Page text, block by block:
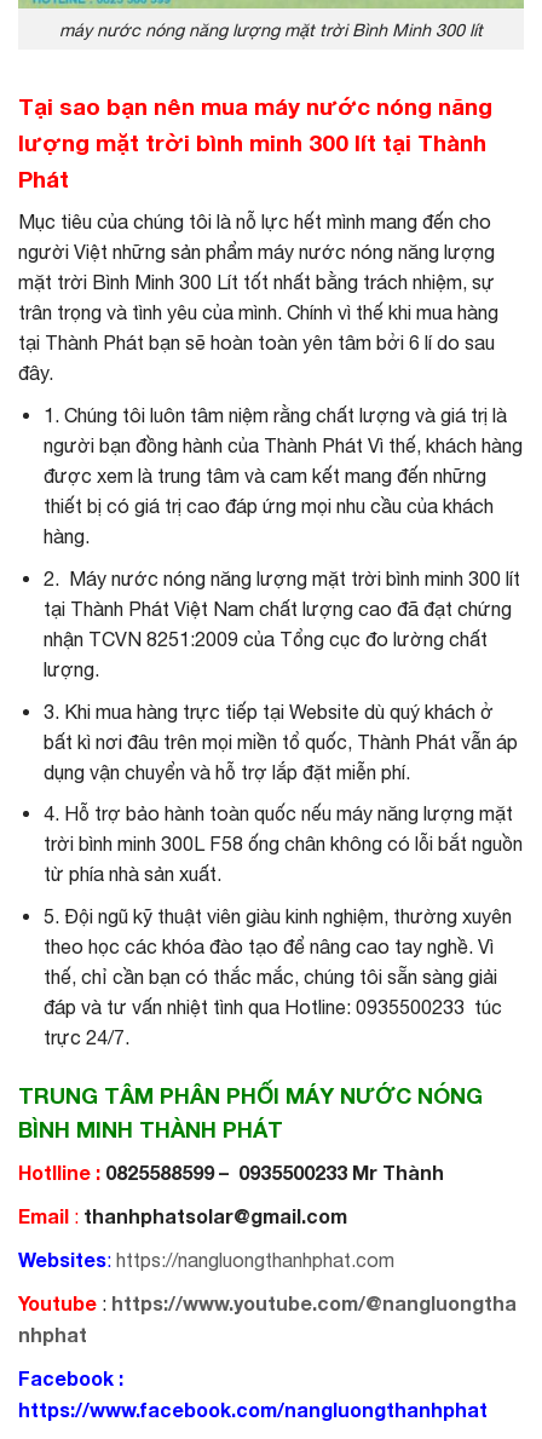
máy nước nóng năng lượng mặt trời Bình Minh 300 lít
Tại sao bạn nên mua máy nước nóng năng
lượng mặt trời bình minh 300 lít tại Thành
Phát
Mục tiêu của chúng tôi là nỗ lực hết mình mang đến cho
người Việt những sản phẩm máy nước nóng năng lượng
mặt trời Bình Minh 300 Lít tốt nhất bằng trách nhiệm, sự
trân trọng và tình yêu của mình. Chính vì thế khi mua hàng
tại Thành Phát bạn sẽ hoàn toàn yên tâm bởi 6 lí do sau
đây.
1. Chúng tôi luôn tâm niệm rằng chất lượng và giá trị là
người bạn đồng hành của Thành Phát Vì thế, khách hàng
được xem là trung tâm và cam kết mang đến những
thiết bị có giá trị cao đáp ứng mọi nhu cầu của khách
hàng.
2. Máy nước nóng năng lượng mặt trời bình minh 300 lít
tại Thành Phát Việt Nam chất lượng cao đã đạt chứng
nhận TCVN 8251:2009 của Tổng cục đo lường chất
lượng.
3. Khi mua hàng trực tiếp tại Website dù quý khách ở
bất kì nơi đâu trên mọi miền tổ quốc, Thành Phát vẫn áp
dụng vận chuyển và hỗ trợ lắp đặt miễn phí.
4. Hỗ trợ bảo hành toàn quốc nếu máy năng lượng mặt
trời bình minh 300L F58 ống chân không có lỗi bắt nguồn
từ phía nhà sản xuất.
5. Đội ngũ kỹ thuật viên giàu kinh nghiệm, thường xuyên
theo học các khóa đào tạo để nâng cao tay nghề. Vì
thế, chỉ cần bạn có thắc mắc, chúng tôi sẵn sàng giải
đáp và tư vấn nhiệt tình qua Hotline: 0935500233 túc
trực 24/7.
TRUNG TÂM PHÂN PHỐI MÁY NƯỚC NÓNG
BÌNH MINH THÀNH PHÁT
Hotlline : 0825588599 – 0935500233 Mr Thành
Email : thanhphatsolar@gmail.com
Websites: https://nangluongthanhphat.com
Youtube : https://www.youtube.com/@nangluongtha
nhphat
Facebook :
https://www.facebook.com/nangluongthanhphat